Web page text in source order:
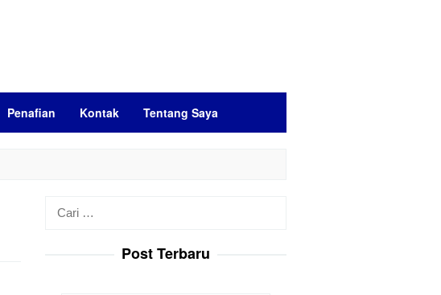
Penafian Kontak Tentang Saya
Post Terbaru